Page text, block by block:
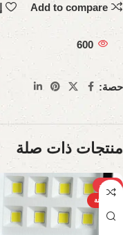
Add to compare
600
حصة:
منتجات ذات صلة
-38%
الساخنة